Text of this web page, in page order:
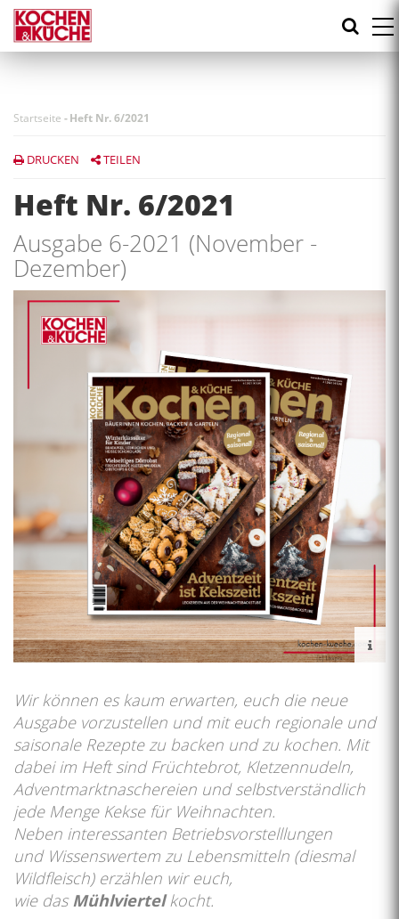
Direkt
zum
Inhalt
Startseite -Heft Nr. 6/2021
DRUCKEN TEILEN
Heft Nr. 6/2021
Ausgabe 6-2021 (November -
Dezember)
Wir können es kaum erwarten, euch die neue
Ausgabe vorzustellen und mit euch regionale und
saisonale Rezepte zu backen und zu kochen. Mit
dabei im Heft sind Früchtebrot, Kletzennudeln,
Adventmarktnaschereien und selbstverständlich
jede Menge Kekse für Weihnachten.
Neben interessanten Betriebsvorstelllungen
und Wissenswertem zu Lebensmitteln (diesmal
Wildfleisch) erzählen wir euch,
wie dasMühlviertelkocht.